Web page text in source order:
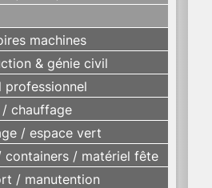
machines
& génie civil
professionnel
/ chauffage
/ espace vert
containers / matériel fête
/ manutention